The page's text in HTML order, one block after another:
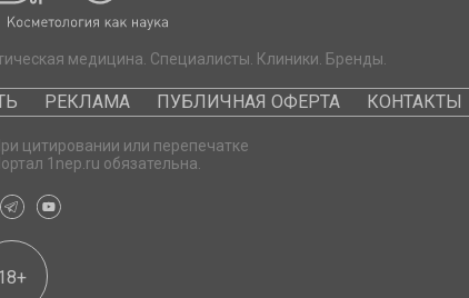
медицина. Специалисты. Клиники. Бренды.
РЕКЛАМА ПУБЛИЧНАЯ ОФЕРТА КОНТАКТЫ
цитировании или перепечатке
1nep.ru обязательна.